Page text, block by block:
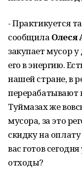
- Практикуется
сообщила Олеся
закупает мусор
его в энергию.
нашей стране, в
перерабатывают
Туймазах же
мусора, за это
скидку на
вас готов
отходы?